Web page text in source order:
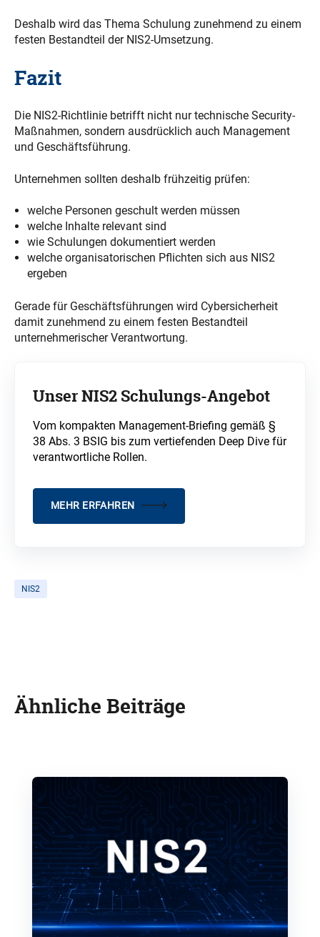
Deshalb wird das Thema Schulung zunehmend zu einem
festen Bestandteil der NIS2-Umsetzung.
Fazit
Die NIS2-Richtlinie betrifft nicht nur technische Security-
Maßnahmen, sondern ausdrücklich auch Management
und Geschäftsführung.
Unternehmen sollten deshalb frühzeitig prüfen:
welche Personen geschult werden müssen
welche Inhalte relevant sind
wie Schulungen dokumentiert werden
welche organisatorischen Pflichten sich aus NIS2
ergeben
Gerade für Geschäftsführungen wird Cybersicherheit
damit zunehmend zu einem festen Bestandteil
unternehmerischer Verantwortung.
Unser NIS2 Schulungs-Angebot
Vom kompakten Management-Briefing gemäß §
38 Abs. 3 BSIG bis zum vertiefenden Deep Dive für
verantwortliche Rollen.
MEHR ERFAHREN
NIS2
Ähnliche Beiträge